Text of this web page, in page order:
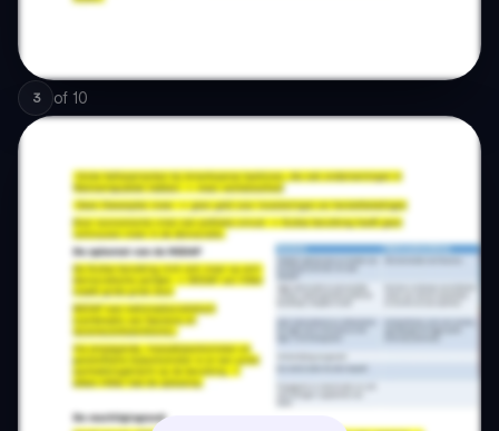
3 of 10